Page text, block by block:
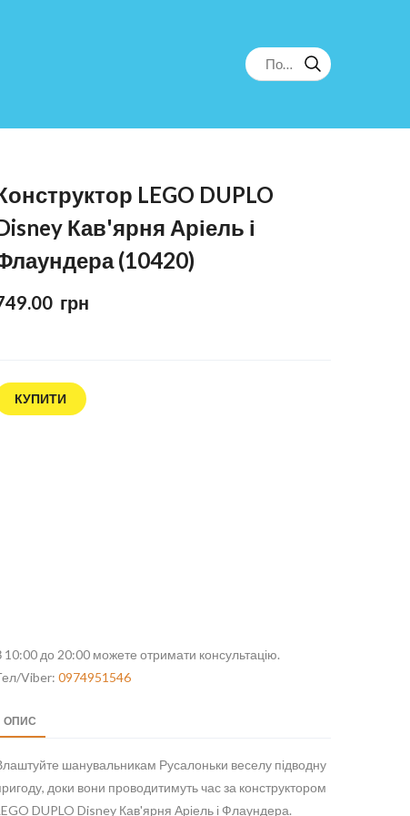
LEGO DUPLO
Кав'ярня Аріель і
(10420)
грн
КУПИТИ
10:00 до 20:00 можете отримати консультацію.
Viber: 0974951546
ОПИС
шанувальникам Русалоньки веселу підводну
доки вони проводитимуть час за конструктором
DUPLO Disney Кав'ярня Аріель і Флаундера.